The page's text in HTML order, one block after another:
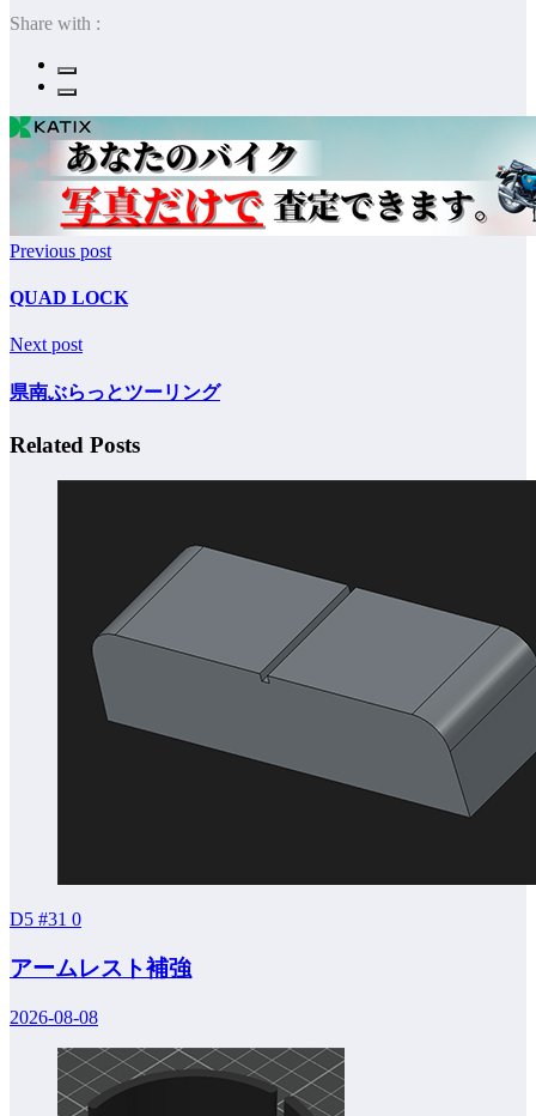
Share with :
Previous post
QUAD LOCK
Next post
県南ぶらっとツーリング
Related Posts
D5 #31 0
アームレスト補強
2026-08-08